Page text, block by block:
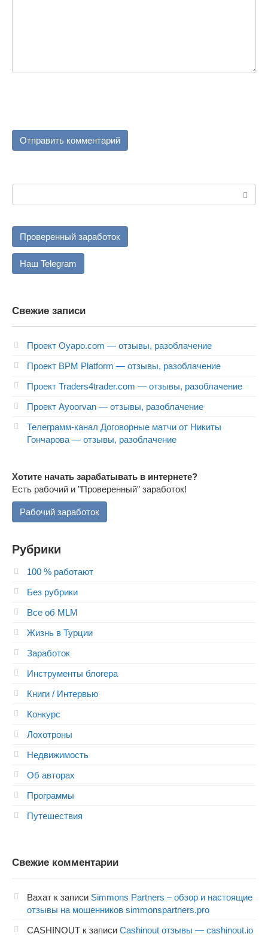
Проверенный заработок
Наш Telegram
Свежие записи
Проект Oyapo.com — отзывы, разоблачение
Проект BPM Platform — отзывы, разоблачение
Проект Traders4trader.com — отзывы, разоблачение
Проект Ayoorvan — отзывы, разоблачение
Телеграмм-канал Договорные матчи от Никиты
Гончарова — отзывы, разоблачение
Хотите начать зарабатывать в интернете?
Есть рабочий и "Проверенный" заработок!
Рабочий заработок
Рубрики
100 % работают
Без рубрики
Все об MLM
Жизнь в Турции
Заработок
Инструменты блогера
Книги / Интервью
Конкурс
Лохотроны
Недвижимость
Об авторах
Программы
Путешествия
Свежие комментарии
Вахат к записи Simmons Partners – обзор и настоящие
отзывы на мошенников simmonspartners.pro
CASHINOUT к записи Cashinout отзывы — cashinout.io